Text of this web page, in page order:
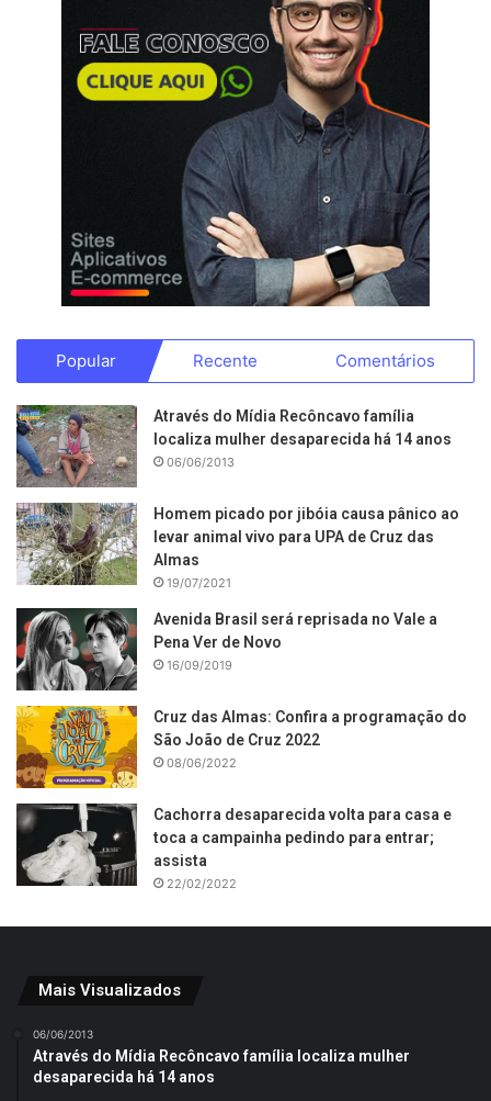
Popular Recente Comentários
Através do Mídia Recôncavo família
localiza mulher desaparecida há 14 anos
06/06/2013
Homem picado por jibóia causa pânico ao
levar animal vivo para UPA de Cruz das
Almas
19/07/2021
Avenida Brasil será reprisada no Vale a
Pena Ver de Novo
16/09/2019
Cruz das Almas: Confira a programação do
São João de Cruz 2022
08/06/2022
Cachorra desaparecida volta para casa e
toca a campainha pedindo para entrar;
assista
22/02/2022
Mais Visualizados
06/06/2013
Através do Mídia Recôncavo família localiza mulher
desaparecida há 14 anos